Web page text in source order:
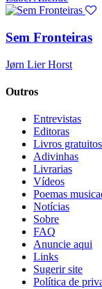
Sem Fronteiras
Jørn Lier Horst
Outros
Entrevistas
Editoras
Livros gratuitos
Adivinhas
Livrarias
Vídeos
Poemas
Notícias
Sobre
FAQ
Anuncie aqui
Links
Sugerir site
Política de